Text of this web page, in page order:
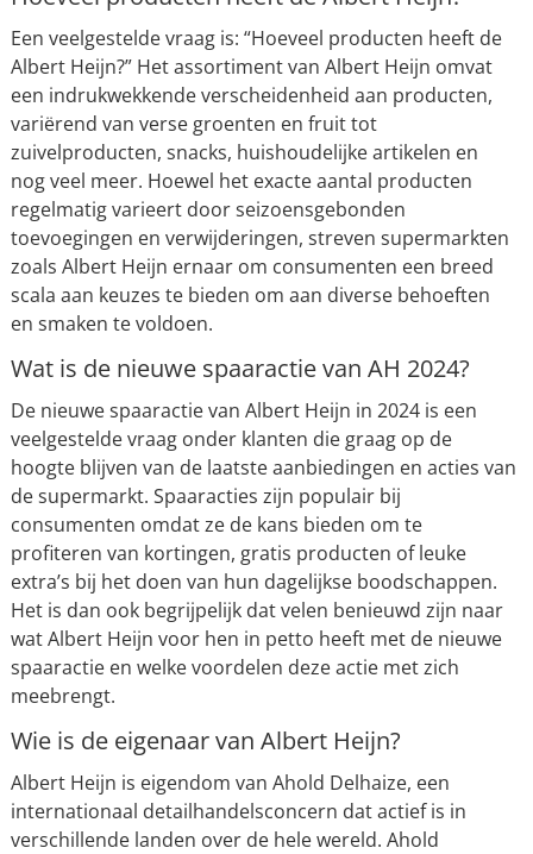
Een veelgestelde vraag is: “Hoeveel producten heeft de
Albert Heijn?” Het assortiment van Albert Heijn omvat
een indrukwekkende verscheidenheid aan producten,
variërend van verse groenten en fruit tot
zuivelproducten, snacks, huishoudelijke artikelen en
nog veel meer. Hoewel het exacte aantal producten
regelmatig varieert door seizoensgebonden
toevoegingen en verwijderingen, streven supermarkten
zoals Albert Heijn ernaar om consumenten een breed
scala aan keuzes te bieden om aan diverse behoeften
en smaken te voldoen.
Wat is de nieuwe spaaractie van AH 2024?
De nieuwe spaaractie van Albert Heijn in 2024 is een
veelgestelde vraag onder klanten die graag op de
hoogte blijven van de laatste aanbiedingen en acties van
de supermarkt. Spaaracties zijn populair bij
consumenten omdat ze de kans bieden om te
profiteren van kortingen, gratis producten of leuke
extra’s bij het doen van hun dagelijkse boodschappen.
Het is dan ook begrijpelijk dat velen benieuwd zijn naar
wat Albert Heijn voor hen in petto heeft met de nieuwe
spaaractie en welke voordelen deze actie met zich
meebrengt.
Wie is de eigenaar van Albert Heijn?
Albert Heijn is eigendom van Ahold Delhaize, een
internationaal detailhandelsconcern dat actief is in
verschillende landen over de hele wereld. Ahold